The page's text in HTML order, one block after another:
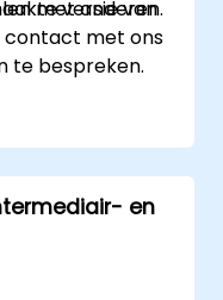
met anderen.
versie van
contact met ons
te bespreken.
en